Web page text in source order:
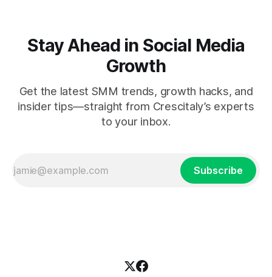
Stay Ahead in Social Media
Growth
Get the latest SMM trends, growth hacks, and
insider tips—straight from Crescitaly’s experts
to your inbox.
Subscribe